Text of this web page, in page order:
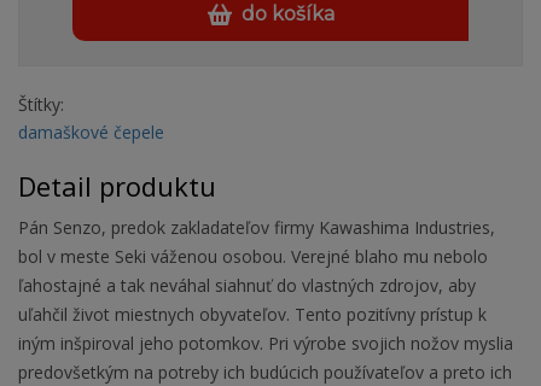
do košíka
Štítky:
damaškové čepele
Detail produktu
Pán Senzo, predok zakladateľov firmy Kawashima Industries,
bol v meste Seki váženou osobou. Verejné blaho mu nebolo
ľahostajné a tak neváhal siahnuť do vlastných zdrojov, aby
uľahčil život miestnych obyvateľov. Tento pozitívny prístup k
iným inšpiroval jeho potomkov. Pri výrobe svojich nožov myslia
predovšetkým na potreby ich budúcich používateľov a preto ich